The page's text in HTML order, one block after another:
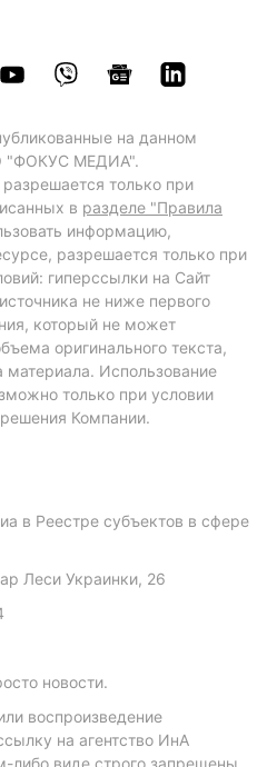
на данном
"ФОКУС МЕДИА".
только при
в разделе "Правила
информацию,
разрешается только при
гиперссылки на Сайт
не ниже первого
который не может
оригинального текста,
материала. Использование
только при условии
Компании.
в Реестре субъектов в сфере
Леси Украинки, 26
новости.
воспроизведение
на агентство ИнА
либо виде строго запрещены.